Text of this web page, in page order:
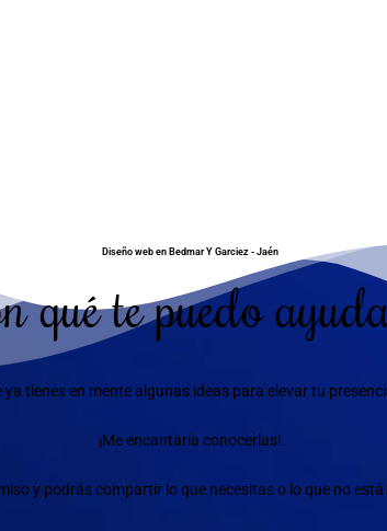
Diseño web en Bedmar Y Garciez - Jaén
qué te puedo
ya tienes en mente algunas ideas para elevar tu
¡Me encantaría conocerlas!
y podrás compartir lo que necesitas o lo que no